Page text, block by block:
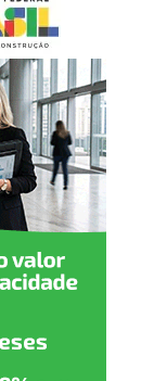
período, os
ou